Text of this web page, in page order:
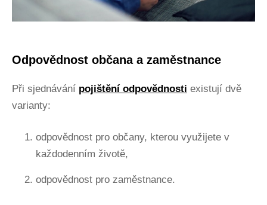
Odpovědnost občana a zaměstnance
Při sjednávání pojištění odpovědnosti existují dvě
varianty:
odpovědnost pro občany, kterou využijete v
každodenním životě,
odpovědnost pro zaměstnance.